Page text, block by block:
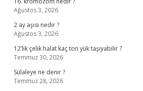
Ağustos 3, 2026
2 ay aşısı nedir ?
Ağustos 3, 2026
12’lik çelik halat kaç ton yük taşıyabilir ?
Temmuz 30, 2026
Sülaleye ne denir ?
Temmuz 28, 2026